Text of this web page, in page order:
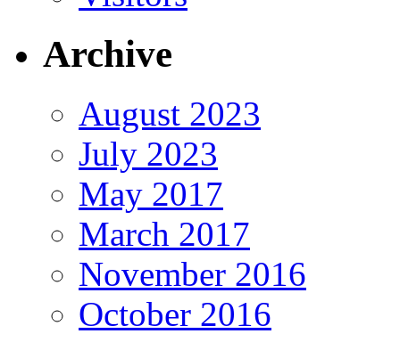
Archive
August 2023
July 2023
May 2017
March 2017
November 2016
October 2016